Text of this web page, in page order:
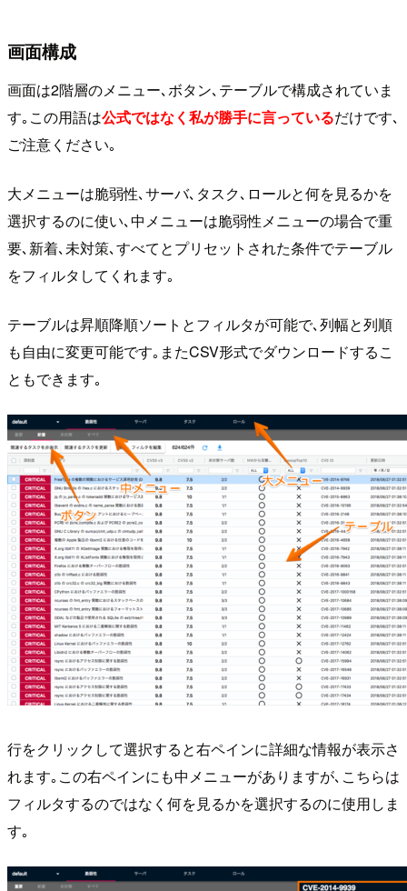
画面構成
画面は2階層のメニュー､ボタン､テーブルで構成されていま
す｡この用語は公式ではなく私が勝手に言っているだけです､
ご注意ください｡
大メニューは脆弱性､サーバ､タスク､ロールと何を見るかを
選択するのに使い､中メニューは脆弱性メニューの場合で重
要､新着､未対策､すべてとプリセットされた条件でテーブル
をフィルタしてくれます｡
テーブルは昇順降順ソートとフィルタが可能で､列幅と列順
も自由に変更可能です｡またCSV形式でダウンロードするこ
ともできます｡
行をクリックして選択すると右ペインに詳細な情報が表示さ
れます｡この右ペインにも中メニューがありますが､こちらは
フィルタするのではなく何を見るかを選択するのに使用しま
す｡